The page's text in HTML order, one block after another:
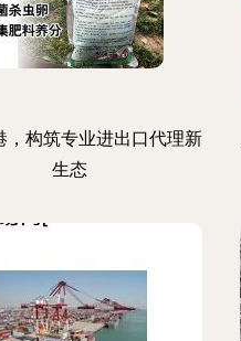
，构筑专业进出口代理新
生态